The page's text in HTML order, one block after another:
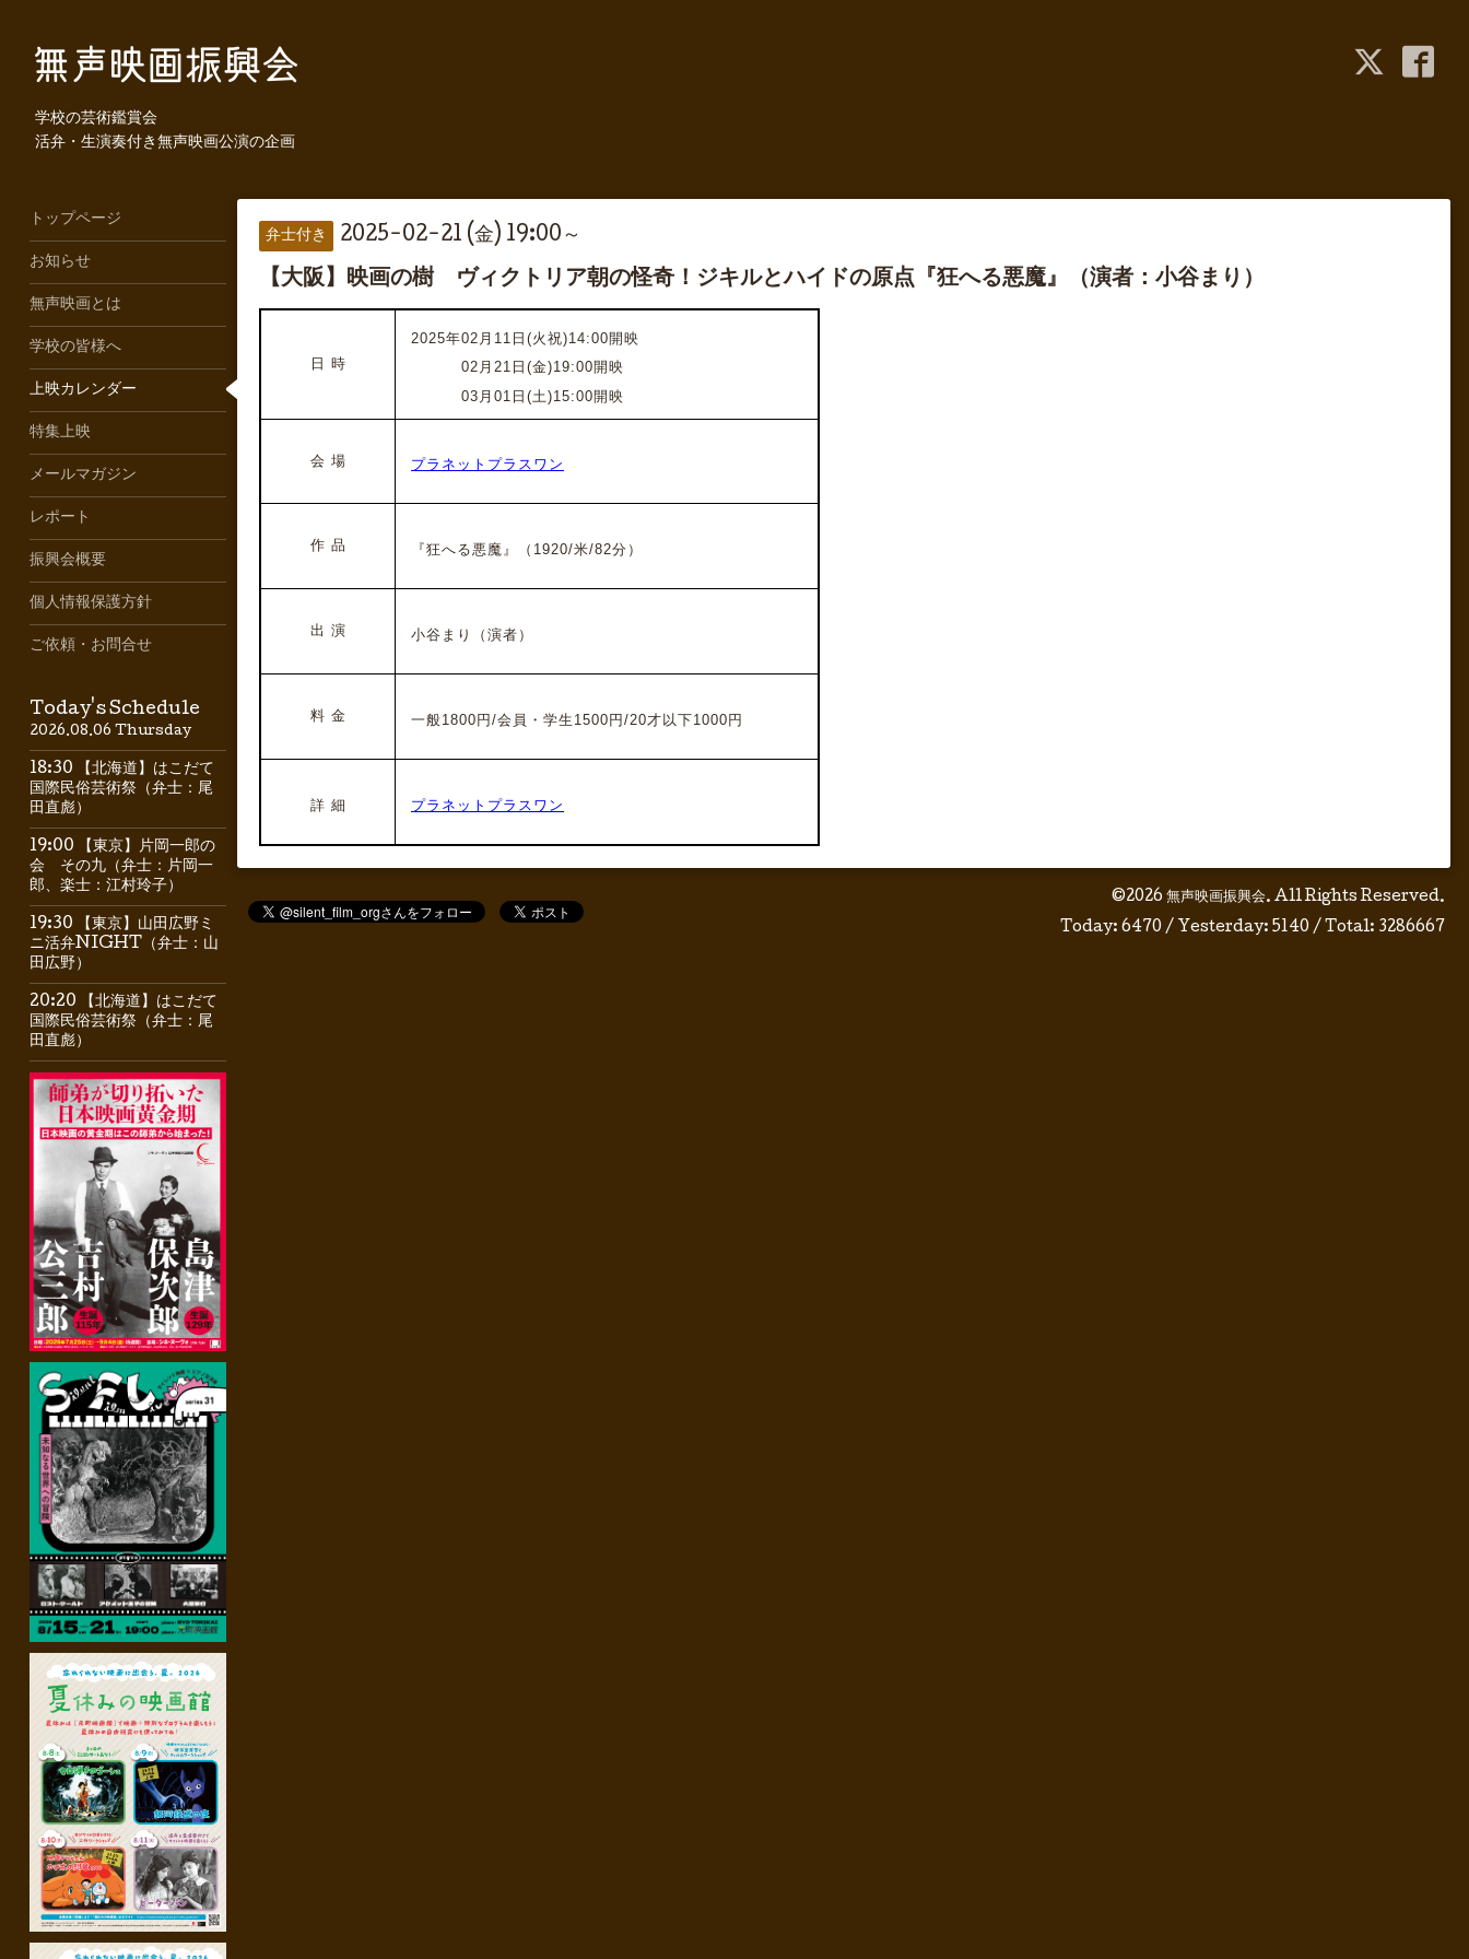
学校の芸術鑑賞会
活弁・生演奏付き無声映画公演の企画
弁士付き 2025-02-21 (金) 19:00～
【大阪】映画の樹 ヴィクトリア朝の怪奇！ジキルとハイドの原点『狂へる悪魔』（演者：小谷まり）
日 時
2025年02月11日(火祝)14:00開映
02月21日(金)19:00開映
03月01日(土)15:00開映
会 場 プラネットプラスワン
作 品 『狂へる悪魔』 （1920/米/82分）
出 演 小谷まり（演者）
料 金 一般1800円/会員・学生1500円/20才以下1000円
詳 細 プラネットプラスワン
©2026 無声映画振興会. All Rights Reserved.
Today: 6470 / Yesterday: 5140 / Total: 3286667
トップページ
お知らせ
無声映画とは
学校の皆様へ
上映カレンダー
特集上映
メールマガジン
レポート
振興会概要
個人情報保護方針
ご依頼・お問合せ
Today's Schedule
2026.08.06 Thursday
18:30 【北海道】はこだて
国際民俗芸術祭（弁士：尾
田直彪）
19:00 【東京】片岡一郎の
会 その九（弁士：片岡一
郎、楽士：江村玲子）
19:30 【東京】山田広野ミ
ニ活弁NIGHT（弁士：山
田広野）
20:20 【北海道】はこだて
国際民俗芸術祭（弁士：尾
田直彪）